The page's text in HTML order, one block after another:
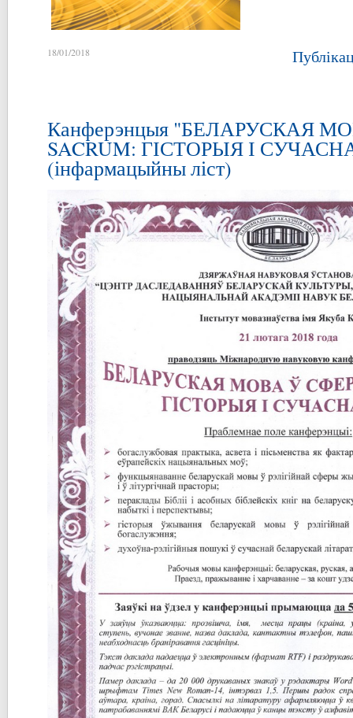
18/01/2018
Канферэнцыя "БЕЛАРУСКАЯ
SACRUM: ГІСТОРЫЯ І
(інфармацыйны ліст)